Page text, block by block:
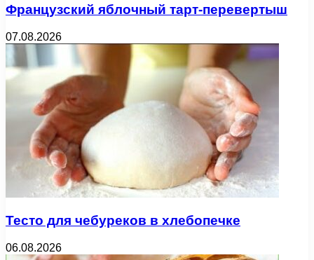
Французский яблочный тарт-перевертыш
07.08.2026
Тесто для чебуреков в хлебопечке
06.08.2026